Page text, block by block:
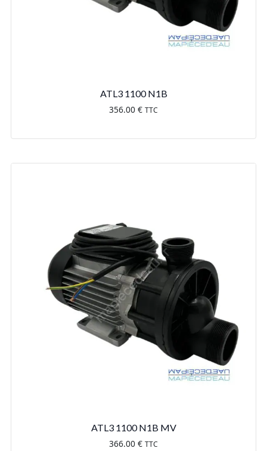
ATL3 1100 N1B
356.00 € TTC
ATL3 1100 N1B MV
366.00 € TTC